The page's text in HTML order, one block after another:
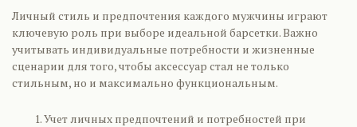
Личный стиль и предпочтения каждого мужчины играют
ключевую роль при выборе идеальной барсетки. Важно
учитывать индивидуальные потребности и жизненные
сценарии для того, чтобы аксессуар стал не только
стильным, но и максимально функциональным.
Учет личных предпочтений и потребностей при